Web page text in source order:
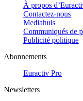
À propos
Contactez-nous
Mediahuis
Communiqués de
Publicité politique
Abonnements
Euractiv Pro
Newsletters